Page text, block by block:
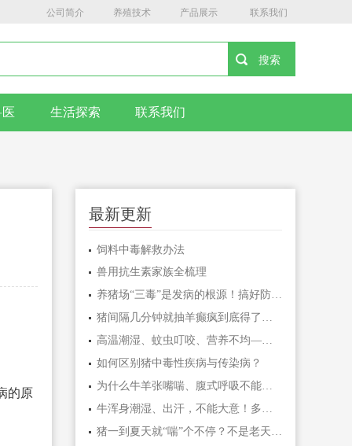
公司简介 养殖技术 产品展示 联系我们
生活探索 联系我们
的原
最新更新
饲料中毒解救办法
兽用抗生素家族全梳理
养猪场“三毒”是发病的根源！搞好防治很重要！
猪间隔几分钟就抽羊癫疯到底得了什么病呢？
高温潮湿、蚊虫叮咬、营养不均——猪湿疹三大诱因及预防对策
如何区别猪中毒性疾病与传染病？
为什么牛羊张嘴喘、腹式呼吸不能一上来就打氟苯尼考多西环素、卡那霉素泰乐菌素等？而是先打氨茶碱、呋塞米、地塞米松？
牛浑身潮湿、出汗，不能大意！多半是“牛酮病”这个配方投喂，几天快速恢复正常。养牛必看